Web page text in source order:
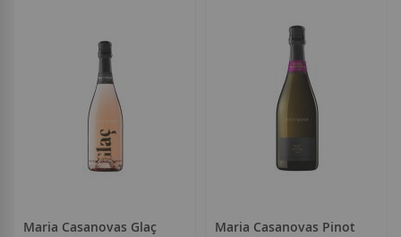
Maria Casanovas Glaç
Maria Casanovas Pinot